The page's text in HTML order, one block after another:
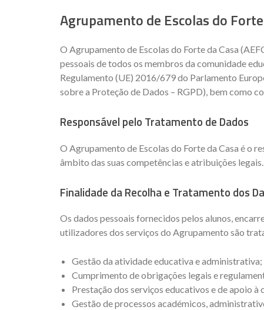
Agrupamento de Escolas do
O Agrupamento de Escolas do Forte da Casa
pessoais de todos os membros da comunidade
Regulamento (UE) 2016/679 do Parlamento
sobre a Proteção de Dados – RGPD), bem como
Responsável pelo Tratamento de Dados
O Agrupamento de Escolas do Forte da Casa é o
âmbito das suas competências e atribuições legais.
Finalidade da Recolha e Tratamento dos
Os dados pessoais fornecidos pelos alunos,
utilizadores dos serviços do Agrupamento são
Gestão da atividade educativa e administrativa;
Cumprimento de obrigações legais e
Prestação dos serviços educativos e de apoio à
Gestão de processos académicos,